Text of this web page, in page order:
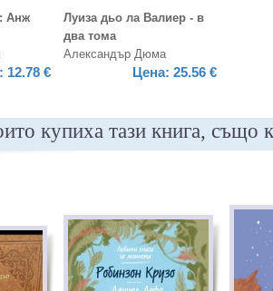
Анж
12.78 €
Луиза дьо ла Валиер - в
два тома
Александър Дюма
Цена: 25.56 €
купиха тази книга, също